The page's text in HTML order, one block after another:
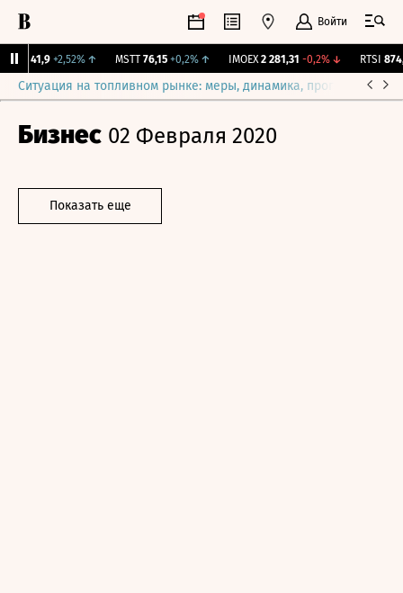
Войти
41,9 +2,52%↑ MSTT 76,15 +0,2%↑ IMOEX 2 281,31 -0,2%↓ RTSI
Ситуация на топливном рынке: меры, динамика, прогнозы
Бизнес 02 Февраля 2020
Показать еще